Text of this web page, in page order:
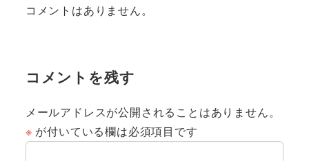
コメントはありません。
コメントを残す
メールアドレスが公開されることはありません。
※ が付いている欄は必須項目です